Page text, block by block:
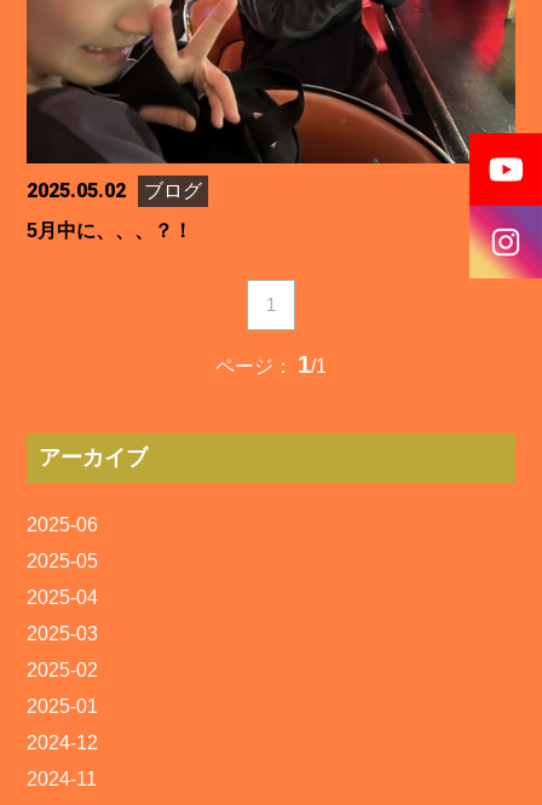
2025.05.02
ブログ
5月中に、、、？！
1
ページ： 1/1
アーカイブ
2025-06
2025-05
2025-04
2025-03
2025-02
2025-01
2024-12
2024-11